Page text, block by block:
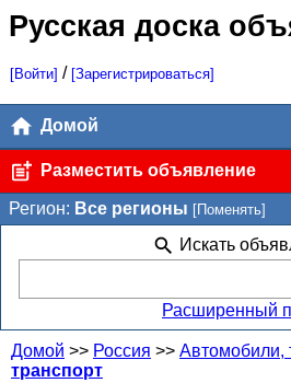
Русская доска
[Войти] / [Зарегистрироваться]
Домой
Разместить объявление
Регион: Все регионы [Поменять]
Искать
Расширенный
Домой >> Россия >> Автомобили,
транспорт